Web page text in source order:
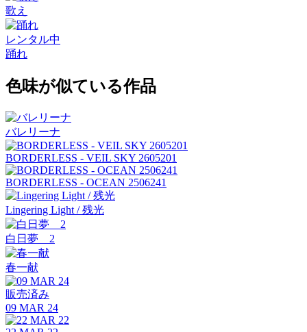
歌え
レンタル中
踊れ
色味が似ている作品
バレリーナ
BORDERLESS - VEIL SKY 2605201
BORDERLESS - OCEAN 2506241
Lingering Light / 残光
白日夢 2
春一献
販売済み
09 MAR 24